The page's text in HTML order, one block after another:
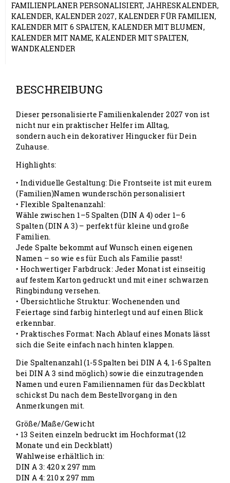
FAMILIENPLANER PERSONALISIERT, JAHRESKALENDER,
KALENDER, KALENDER 2027, KALENDER FÜR FAMILIEN,
KALENDER MIT 6 SPALTEN,KALENDER MIT BLUMEN,
KALENDER MIT NAME,KALENDER MIT SPALTEN,
WANDKALENDER
BESCHREIBUNG
Dieser personalisierte Familienkalender 2027 von ist
nicht nur ein praktischer Helfer im Alltag,
sondern auch ein dekorativer Hingucker für Dein
Zuhause.
Highlights:
• Individuelle Gestaltung: Die Frontseite ist mit eurem
(Familien)Namen wunderschön personalisiert
• Flexible Spaltenanzahl:
Wähle zwischen 1–5 Spalten (DIN A 4) oder 1–6
Spalten (DIN A 3) – perfekt für kleine und große
Familien.
Jede Spalte bekommt auf Wunsch einen eigenen
Namen – so wie es für Euch als Familie passt!
• Hochwertiger Farbdruck: Jeder Monat ist einseitig
auf festem Karton gedruckt und mit einer schwarzen
Ringbindung versehen.
• Übersichtliche Struktur: Wochenenden und
Feiertage sind farbig hinterlegt und auf einen Blick
erkennbar.
• Praktisches Format: Nach Ablauf eines Monats lässt
sich die Seite einfach nach hinten klappen.
Die Spaltenanzahl (1-5 Spalten bei DIN A 4, 1-6 Spalten
bei DIN A 3 sind möglich) sowie die einzutragenden
Namen und euren Familiennamen für das Deckblatt
schickst Du nach dem Bestellvorgang in den
Anmerkungen mit.
Größe/Maße/Gewicht
• 13 Seiten einzeln bedruckt im Hochformat (12
Monate und ein Deckblatt)
Wahlweise erhältlich in:
DIN A 3: 420 x 297 mm
DIN A 4: 210 x 297 mm